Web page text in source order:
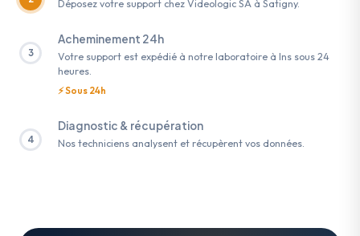
Déposez votre support chez Videologic SA à Satigny.
3
Acheminement 24h
Votre support est expédié à notre laboratoire à Ins sous 24
heures.
⚡ Sous 24h
4
Diagnostic & récupération
Nos techniciens analysent et récupèrent vos données.